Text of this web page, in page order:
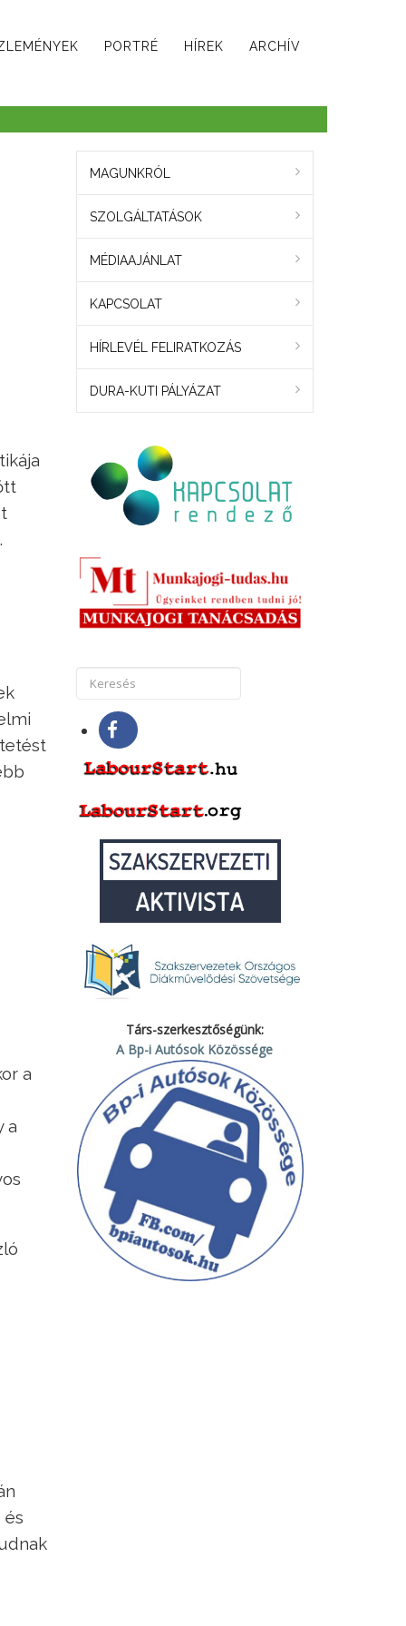
PORTRÉ HÍREK ARCHÍV
a
a
és
MAGUNKRÓL
SZOLGÁLTATÁSOK
MÉDIAAJÁNLAT
KAPCSOLAT
HÍRLEVÉL FELIRATKOZÁS
DURA-KUTI PÁLYÁZAT
Társ-szerkesztőségünk:
A Bp-i Autósok Közössége